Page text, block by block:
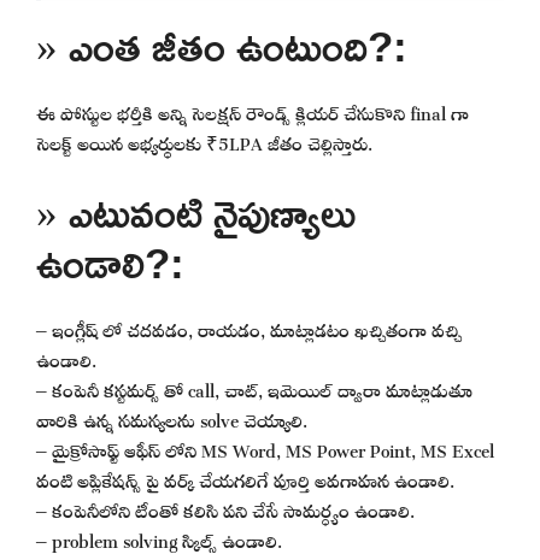
» ఎంత జీతం ఉంటుంది?:
ఈ పోస్టుల భర్తీకి అన్ని సెలక్షన్ రౌండ్స్ క్లియర్ చేసుకొని final గా
సెలక్ట్ అయిన అభ్యర్థులకు ₹5LPA జీతం చెల్లిస్తారు.
» ఎటువంటి నైపుణ్యాలు
ఉండాలి?:
– ఇంగ్లీష్ లో చదవడం, రాయడం, మాట్లాడటం ఖచ్చితంగా వచ్చి
ఉండాలి.
– కంపెనీ కస్టమర్స్ తో call, చాట్, ఇమెయిల్ ద్వారా మాట్లాడుతూ
వారికి ఉన్న సమస్యలను solve చెయ్యాలి.
– మైక్రోసాఫ్ట్ ఆఫీస్ లోని MS Word, MS Power Point, MS Excel
వంటి అప్లికేషన్స్ పై వర్క్ చేయగలిగే పూర్తి అవగాహన ఉండాలి.
– కంపెనీలోని టీంతో కలిసి పని చేసే సామర్ధ్యం ఉండాలి.
– problem solving స్కిల్స్ ఉండాలి.